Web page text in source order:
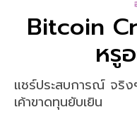
Bitcoin
หรู
แชร์ประสบการณ์ จริงๆ ที่ลงทุน Crypto Luna ทำให้
เค้าขาดทุนยับเยิน